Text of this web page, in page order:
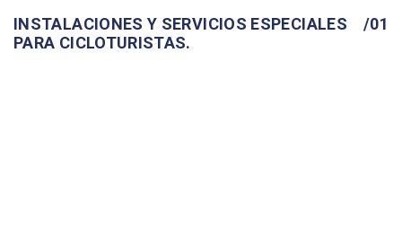
INSTALACIONES Y SERVICIOS ESPECIALES
PARA CICLOTURISTAS.
/01